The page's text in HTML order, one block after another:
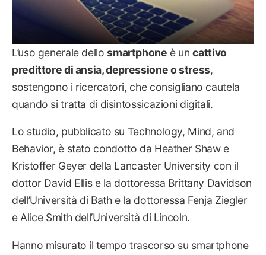
L’uso generale dellosmartphone è uncattivo
predittore di ansia, depressione o stress,
sostengono i ricercatori, che consigliano cautela
quando si tratta di disintossicazioni digitali.
Lo studio, pubblicato su Technology, Mind, and
Behavior, è stato condotto da Heather Shaw e
Kristoffer Geyer della Lancaster University con il
dottor David Ellis e la dottoressa Brittany Davidson
dell’Università di Bath e la dottoressa Fenja Ziegler
e Alice Smith dell’Università di Lincoln.
Hanno misurato il tempo trascorso su smartphone